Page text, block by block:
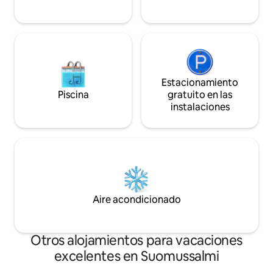
Piscina
Estacionamiento
gratuito en las
instalaciones
Aire acondicionado
Otros alojamientos para vacaciones
excelentes en Suomussalmi